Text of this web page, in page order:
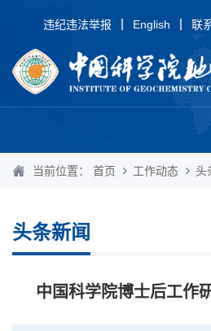
违纪违法举报 English 联
当前位置： 首页 工作动态 头
头条新闻
中国科学院博士后工作